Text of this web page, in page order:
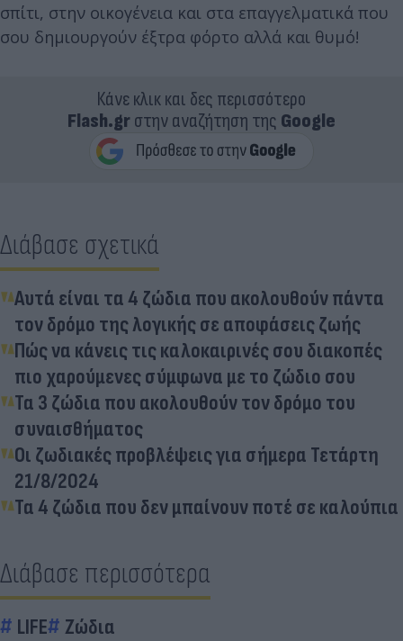
σπίτι, στην οικογένεια και στα επαγγελματικά που
σου δημιουργούν έξτρα φόρτο αλλά και θυμό!
Κάνε κλικ και δες περισσότερο
Flash.grστην αναζήτηση της Google
Διάβασε σχετικά
Αυτά είναι τα 4 ζώδια που ακολουθούν πάντα
τον δρόμο της λογικής σε αποφάσεις ζωής
Πώς να κάνεις τις καλοκαιρινές σου διακοπές
πιο χαρούμενες σύμφωνα με το ζώδιο σου
Τα 3 ζώδια που ακολουθούν τον δρόμο του
συναισθήματος
Οι ζωδιακές προβλέψεις για σήμερα Τετάρτη
21/8/2024
Τα 4 ζώδια που δεν μπαίνουν ποτέ σε καλούπια
Διάβασε περισσότερα
LIFE Ζώδια